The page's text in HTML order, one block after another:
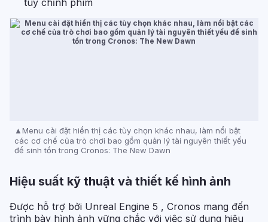
tùy chỉnh phím
Menu cài đặt hiển thị các tùy chọn khác nhau, làm nổi bật
các cơ chế của trò chơi bao gồm quản lý tài nguyên thiết yếu
để sinh tồn trong Cronos: The New Dawn
Hiệu suất kỹ thuật và thiết kế hình ảnh
Được hỗ trợ bởi Unreal Engine 5 , Cronos mang đến
trình bày hình ảnh vững chắc với việc sử dụng hiệu